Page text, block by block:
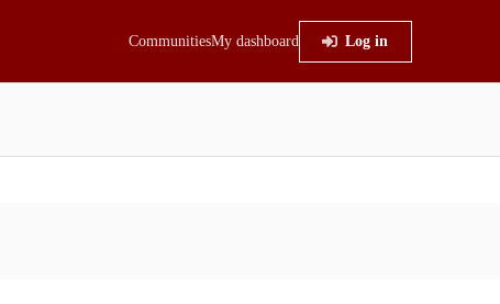
CommunitiesMy dashboard Log in